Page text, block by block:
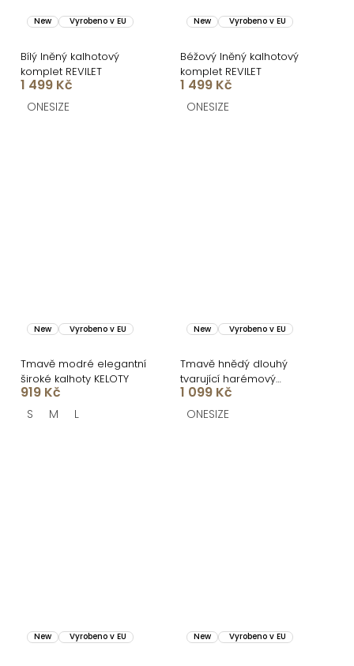
New Vyrobeno v EU
Bílý lněný kalhotový
komplet REVILET
1 499 Kč
ONESIZE
New Vyrobeno v EU
Béžový lněný kalhotový
komplet REVILET
1 499 Kč
ONESIZE
New Vyrobeno v EU
Tmavě modré elegantní
široké kalhoty KELOTY
919 Kč
S M L
New Vyrobeno v EU
Tmavě hnědý dlouhý
tvarující harémový
overal AZURIO
1 099 Kč
ONESIZE
New Vyrobeno v EU New Vyrobeno v EU